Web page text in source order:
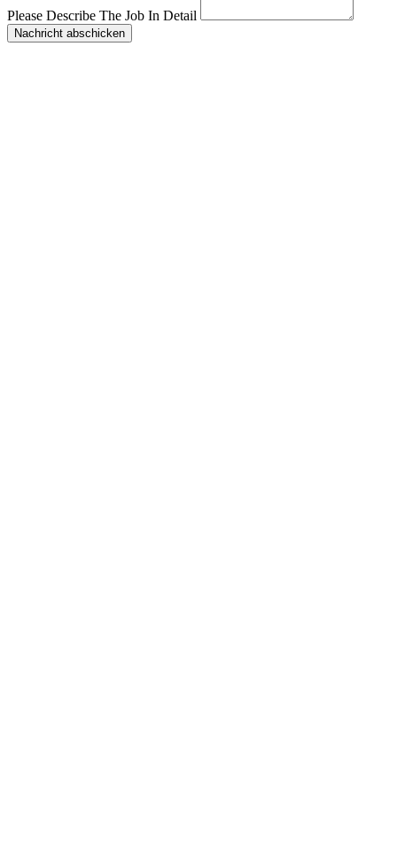
Please Describe The Job In Detail
Nachricht abschicken